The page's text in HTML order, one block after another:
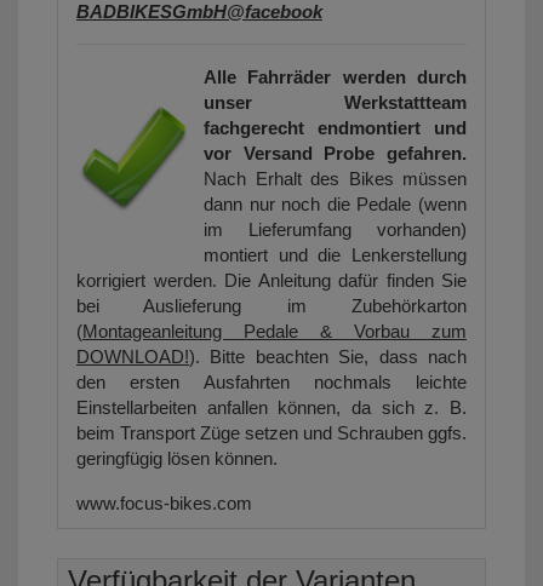
BADBIKESGmbH@facebook
Alle Fahrräder werden durch
unser Werkstattteam
fachgerecht endmontiert und
vor Versand Probe gefahren.
Nach Erhalt des Bikes müssen
dann nur noch die Pedale (wenn
im Lieferumfang vorhanden)
montiert und die Lenkerstellung
korrigiert werden. Die Anleitung dafür finden Sie
bei Auslieferung im Zubehörkarton
(Montageanleitung Pedale & Vorbau zum
DOWNLOAD!). Bitte beachten Sie, dass nach
den ersten Ausfahrten nochmals leichte
Einstellarbeiten anfallen können, da sich z. B.
beim Transport Züge setzen und Schrauben ggfs.
geringfügig lösen können.
www.focus-bikes.com